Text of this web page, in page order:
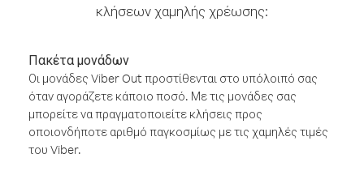
κλήσεων χαμηλής χρέωσης:
Πακέτα μονάδων
Οι μονάδες Viber Out προστίθενται στο υπόλοιπό σας
όταν αγοράζετε κάποιο ποσό. Με τις μονάδες σας
μπορείτε να πραγματοποιείτε κλήσεις προς
οποιονδήποτε αριθμό παγκοσμίως με τις χαμηλές τιμές
του Viber.